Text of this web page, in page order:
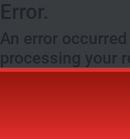
Error.
An error
processing your